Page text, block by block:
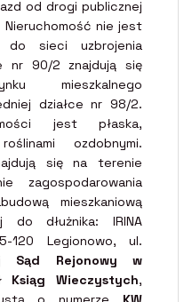
od drogi publicznej
nie jest
do sieci uzbrojenia
nr 90/2 znajdują się
mieszkalnego
działce nr 98/2.
jest płaska,
ozdobnymi.
się na terenie
zagospodarowania
mieszkaniową
do dłużnika: IRINA
120 Legionowo, ul.
Sąd Rejonowy w
Ksiąg Wieczystych,